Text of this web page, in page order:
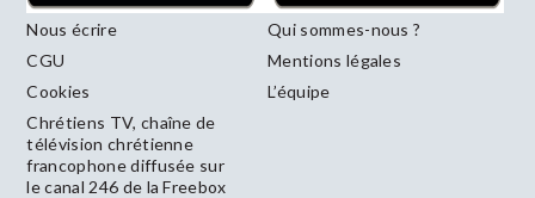
Nous écrire
Qui sommes-nous ?
CGU
Mentions légales
Cookies
L’équipe
Chrétiens TV, chaîne de
télévision chrétienne
francophone diffusée sur
le canal 246 de la Freebox